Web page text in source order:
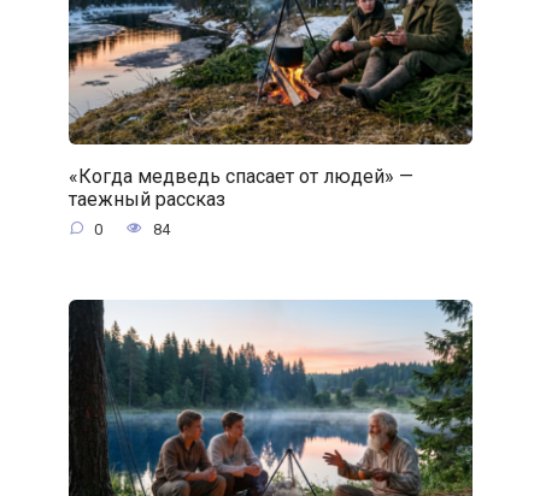
«Когда медведь спасает от людей» —
таежный рассказ
0 84